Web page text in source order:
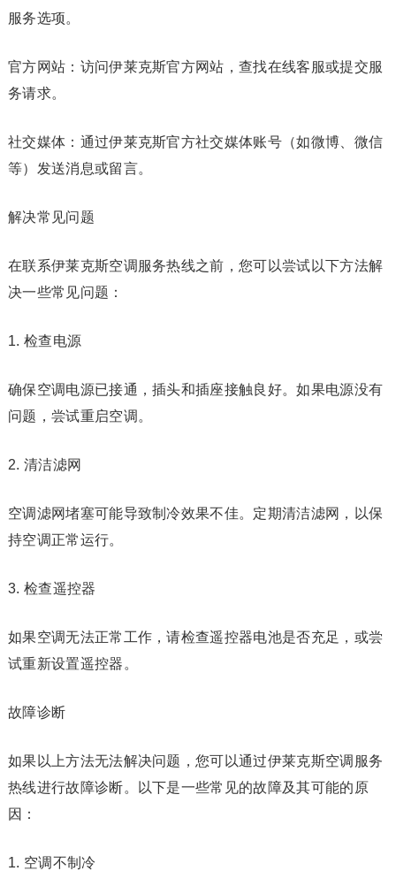
服务选项。
官方网站：访问伊莱克斯官方网站，查找在线客服或提交服
务请求。
社交媒体：通过伊莱克斯官方社交媒体账号（如微博、微信
等）发送消息或留言。
解决常见问题
在联系伊莱克斯空调服务热线之前，您可以尝试以下方法解
决一些常见问题：
1. 检查电源
确保空调电源已接通，插头和插座接触良好。如果电源没有
问题，尝试重启空调。
2. 清洁滤网
空调滤网堵塞可能导致制冷效果不佳。定期清洁滤网，以保
持空调正常运行。
3. 检查遥控器
如果空调无法正常工作，请检查遥控器电池是否充足，或尝
试重新设置遥控器。
故障诊断
如果以上方法无法解决问题，您可以通过伊莱克斯空调服务
热线进行故障诊断。以下是一些常见的故障及其可能的原
因：
1. 空调不制冷